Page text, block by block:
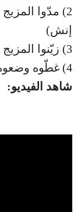
إنش)
3) زيّنوا المزيج بالفراولة المفرومة (حسب الرغبة)
4) غطّوه وضعوه في الثلّاجة لمدّة ساعتَين!
شاهد الفيديو: